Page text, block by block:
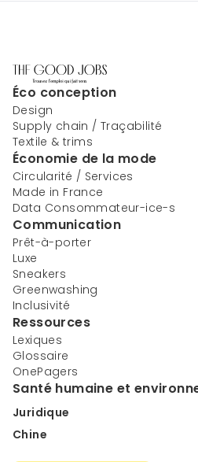
Éco conception
Design
Supply chain / Traçabilité
Textile & trims
Économie de la mode
Circularité / Services
Made in France
Data Consommateur-ice-s
Communication
Prêt-à-porter
Luxe
Sneakers
Greenwashing
Inclusivité
Ressources
Lexiques
Glossaire
OnePagers
Santé humaine et
Juridique
Chine